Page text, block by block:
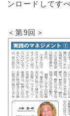
ンロードしてす
＜第9回＞